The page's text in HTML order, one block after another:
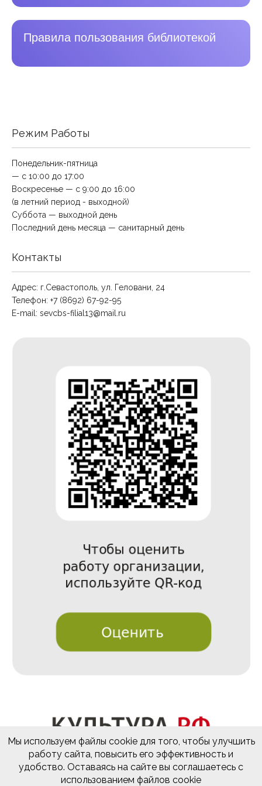
Правила пользования библиотекой
Режим Работы
Понедельник-пятница
— с 10:00 до 17:00
Воскресенье — с 9:00 до 16:00
(в летний период - выходной)
Суббота — выходной день
Последний день месяца — санитарный день
Контакты
Адрес: г.Севастополь, ул. Геловани, 24
Телефон: +7 (8692) 67-92-95
E-mail: sevcbs-filial13@mail.ru
Мы используем файлы cookie для того, чтобы улучшить
работу сайта, повысить его эффективность и
удобство. Оставаясь на сайте вы соглашаетесь с
использованием файлов cookie